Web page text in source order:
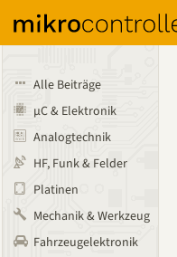
Alle Beiträge
µC & Elektronik
Analogtechnik
HF, Funk & Felder
Platinen
Mechanik & Werkzeug
Fahrzeugelektronik